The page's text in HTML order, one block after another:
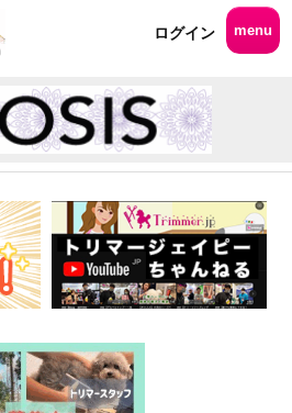
ログイン menu